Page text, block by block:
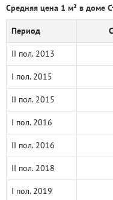
Средняя цена 1 м² в доме
Период
II пол. 2013
I пол. 2015
II пол. 2015
I пол. 2016
II пол. 2016
II пол. 2018
I пол. 2019